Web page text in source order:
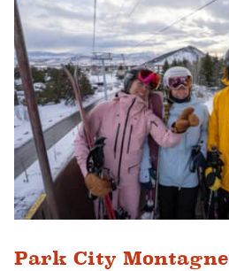
Park City Montagne